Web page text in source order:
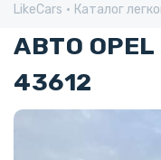
LikeCars Каталог
АВТО OPEL
43612